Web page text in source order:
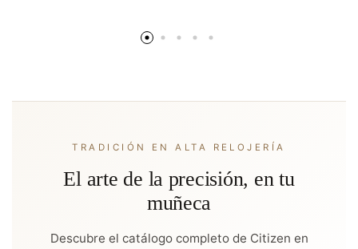
TRADICIÓN EN ALTA RELOJERÍA
El arte de la precisión, en tu
muñeca
Descubre el catálogo completo de Citizen en